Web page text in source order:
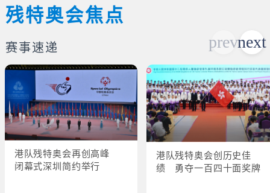
残特奥会焦点
赛事速递
港队残特奥会再创高峰
闭幕式深圳简约举行
港队残特奥会创历史佳
绩 勇夺一百四十面奖牌